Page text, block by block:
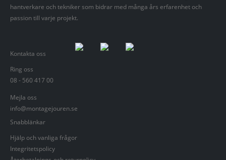
hantverkare och tekniker som bidrar med många års erfarenhet och
passion till varje projekt.
Kontakta oss
Ring oss
08 - 560 417 00
Mejla oss
info@montagejouren.se
Snabblänkar
Hjälp och vanliga frågor
Integritetspolicy